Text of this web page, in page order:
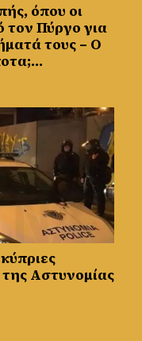
όπου οι
τον Πύργο για
τους – Ο
της Αστυνομίας